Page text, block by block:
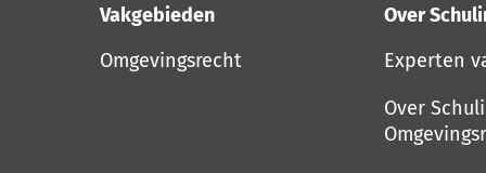
Vakgebieden
Omgevingsrecht
Over
Experten
Over